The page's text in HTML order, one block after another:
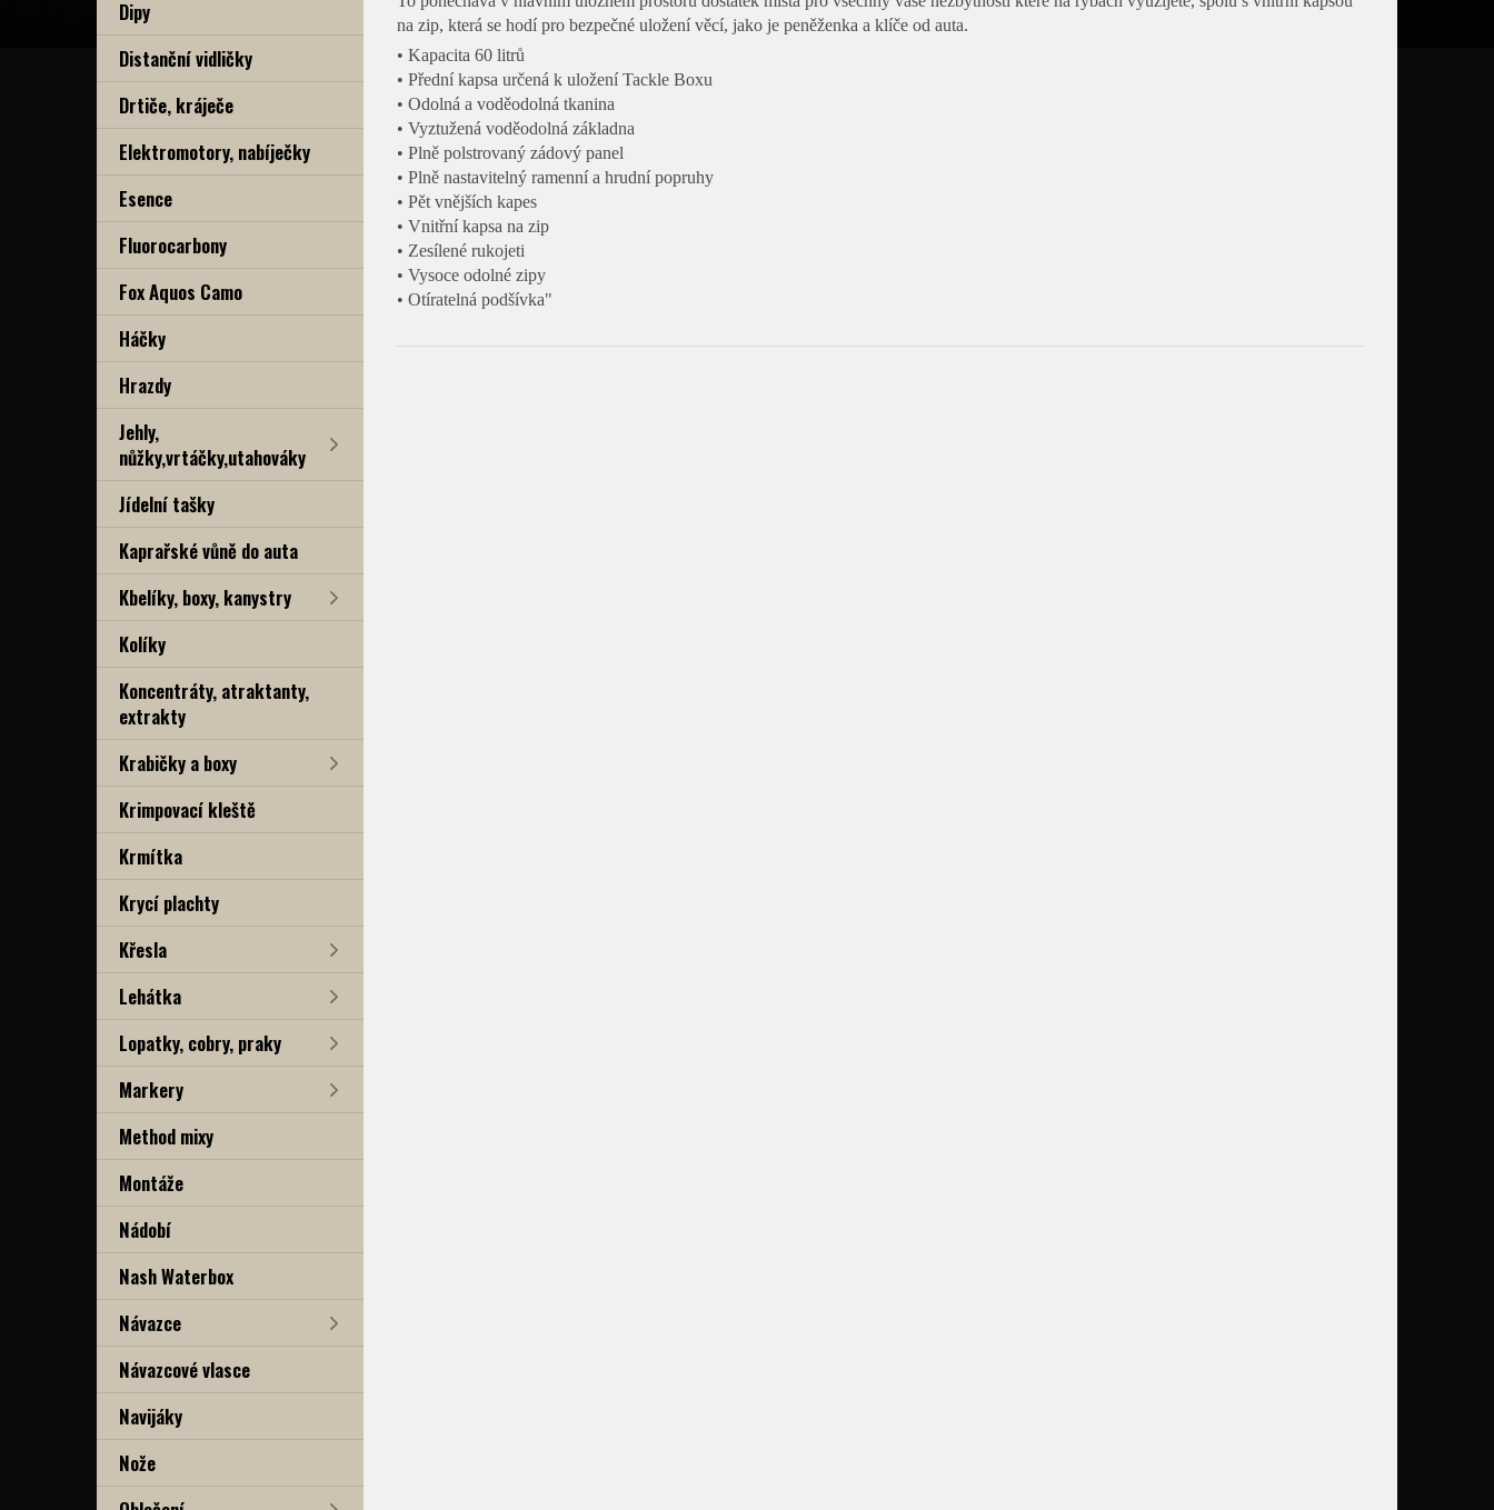
Dipy
Distanční vidličky
Drtiče, kráječe
Elektromotory, nabíječky
Esence
Fluorocarbony
Fox Aquos Camo
Háčky
Hrazdy
Jehly,
nůžky,vrtáčky,utahováky
Jídelní tašky
Kaprařské vůně do auta
Kbelíky, boxy, kanystry
Kolíky
Koncentráty, atraktanty,
extrakty
Krabičky a boxy
Krimpovací kleště
Krmítka
Krycí plachty
Křesla
Lehátka
Lopatky, cobry, praky
Markery
Method mixy
Montáže
Nádobí
Nash Waterbox
Návazce
Návazcové vlasce
Navijáky
Nože
na zip, která se hodí pro bezpečné uložení věcí, jako je peněženka a klíče od auta.
• Kapacita 60 litrů
• Přední kapsa určená k uložení Tackle Boxu
• Odolná a voděodolná tkanina
• Vyztužená voděodolná základna
• Plně polstrovaný zádový panel
• Plně nastavitelný ramenní a hrudní popruhy
• Pět vnějších kapes
• Vnitřní kapsa na zip
• Zesílené rukojeti
• Vysoce odolné zipy
• Otíratelná podšívka"